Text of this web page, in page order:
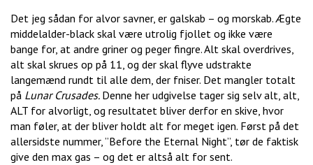
Det jeg sådan for alvor savner, er galskab – og morskab. Ægte
middelalder-black skal være utrolig fjollet og ikke være
bange for, at andre griner og peger fingre. Alt skal overdrives,
alt skal skrues op på 11, og der skal flyve udstrakte
langemænd rundt til alle dem, der fniser. Det mangler totalt
på Lunar Crusades. Denne her udgivelse tager sig selv alt, alt,
ALT for alvorligt, og resultatet bliver derfor en skive, hvor
man føler, at der bliver holdt alt for meget igen. Først på det
allersidste nummer, ”Before the Eternal Night”, tør de faktisk
give den max gas – og det er altså alt for sent.